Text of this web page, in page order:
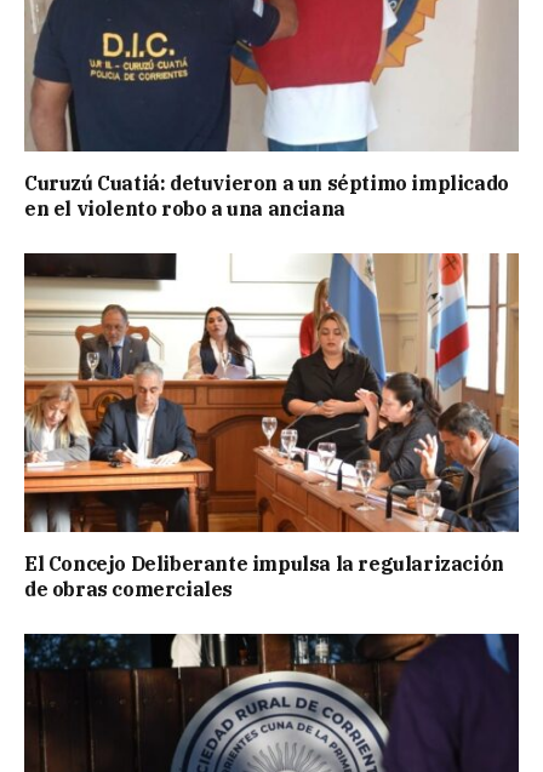
Curuzú Cuatiá: detuvieron a un séptimo implicado
en el violento robo a una anciana
El Concejo Deliberante impulsa la regularización
de obras comerciales